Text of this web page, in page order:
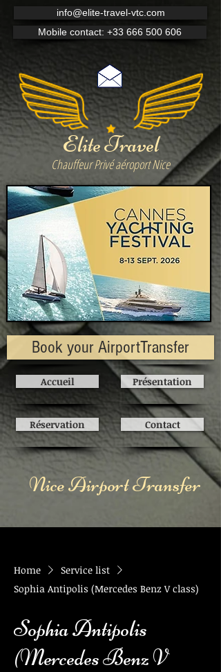
info@elite-travel-vtc.com
Mobile contact: +33 666 500 606
Elite Travel
Chauffeur Privé aéroport Nice
Book your AirportTransfer
Accueil
Réservation
Présentation
Contact
Nice Airport Transfer
Home
Service list
Sophia Antipolis (Mercedes Benz V class)
Sophia Antipolis
(Mercedes Benz V